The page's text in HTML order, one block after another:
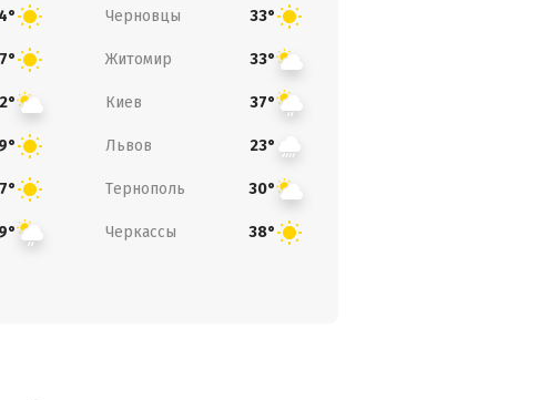
Черновцы 33°
Житомир 33°
Киев 37°
Львов 23°
Тернополь 30°
Черкассы 38°